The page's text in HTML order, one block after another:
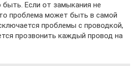
Если от замыкания не
проблема может быть в самой
проблемы с проводкой,
прозвонить каждый провод на